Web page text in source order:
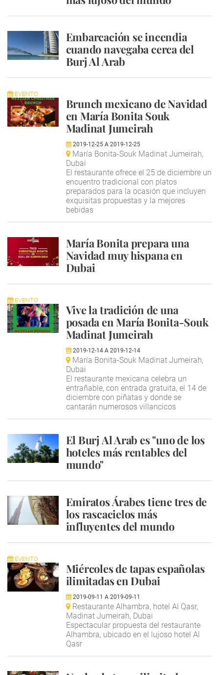
Embarcación se incendia
cuando navegaba cerca del
Burj Al Arab
EVENTO
Brunch mexicano de Navidad
en María Bonita Souk
Madinat Jumeirah
2019-12-25A 2019-12-25
María Bonita-Souk Madinat Jumeirah,
Dubai
El restaurante ofrece el 25 de diciembre un
encuentro tradicional con platos
preparados para la ocasión que incluyen
exquisitas propuestas y la mejores
bebidas
María Bonita prepara una
Navidad muy hispana en
Dubai
EVENTO
Vive la tradición de una
posada en María Bonita-Souk
Madinat Jumeirah
2019-12-14A 2019-12-14
María Bonita-Souk Madinat Jumeirah,
Dubai
El restaurante mexicana celebra un
entrañable, con entrada gratuita, el 14 de
diciembre con piñatas y donde se
cantarán numerosos villancicos
El Burj Al Arab es "uno de los
hoteles más rentables del
mundo"
Emiratos Árabes tiene tres de
los rascacielos más
influyentes del mundo
EVENTO
Miércoles de tapas españolas
ilimitadas en Dubai
2019-09-11 A 2019-09-11
Restaurante Alhambra, hotel Al Qasr,
Madinat Jumeirah, Dubai
Espectacular propuesta del restaurante
Alhambra, ubicado en el lujoso hotel Al
Qasr